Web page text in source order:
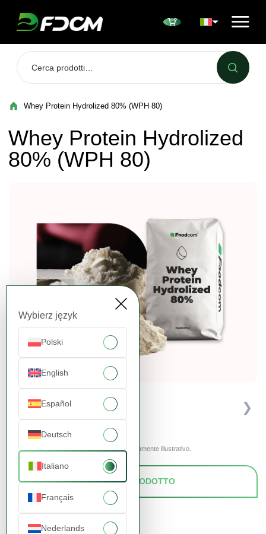
Wybierz język
Polski
English
Español
Deutsch
Italiano
Français
Nederlands
Whey Protein Hydrolized 80% (WPH 80)
Whey Protein Hydrolized
80% (WPH 80)
❯
Le immagini presentate hanno uno scopo puramente illustrativo.
RICHIEDI UN PRODOTTO